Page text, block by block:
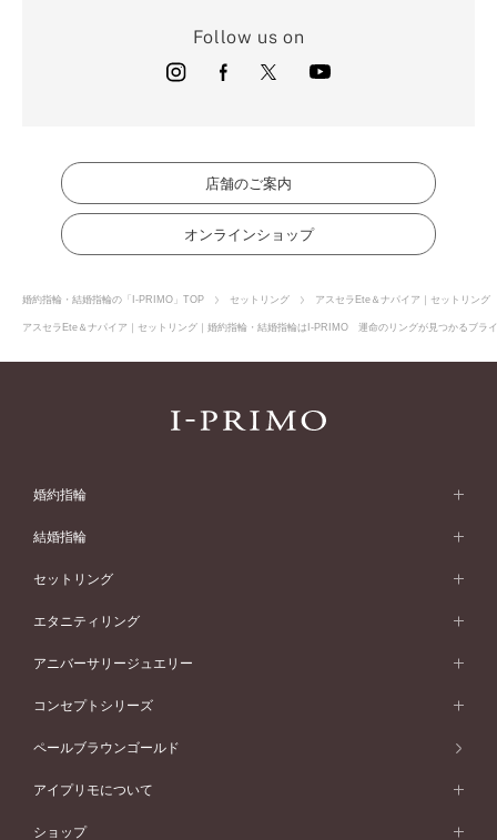
Follow us on
店舗のご案内
オンラインショップ
婚約指輪・結婚指輪の「I-PRIMO」TOP セットリング アスセラEte＆ナパイア｜セットリング
アスセラEte＆ナパイア｜セットリング｜婚約指輪・結婚指輪はI-PRIMO 運命のリングが見つかるブラ
婚約指輪
婚約指輪 (エンゲージリング)
婚約指輪一覧
ピンクゴールド
ペールブラウンゴールド
ウェーブライン
V字ライン
ワンサイドメレ
ダブルサイドメレ
フェミニン
モード
50万円台～
40万円台～
結婚指輪
結婚指輪 (マリッジリング)
結婚指輪一覧
ピンクゴールド
ペールブラウンゴールド
ウェーブライン
V字ライン
ワンメレ
セベラルメレ
フェミニン
セットリング
セットリング
セットリング一覧
ピンクゴールド
ペールブラウンゴールド
エタニティリング
エタニティリング
エタニティリング一覧
ピンクゴールド
アニバーサリージュエリー
アニバーサリージュエリー
アニバーサリージュエリー一覧
コンセプトシリーズ
コンセプトシリーズ
オリジンビリーフ
ペールブラウンゴールド
アイプリモについて
アイプリモについて
ショップ